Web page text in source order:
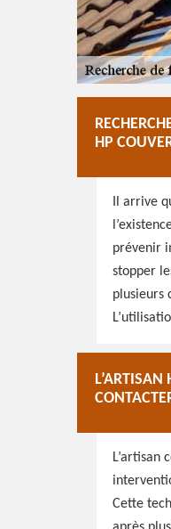
HP
Il arrive
prévenir
stopper
plusieurs
L’ARTISAN
L’artisan
Cette